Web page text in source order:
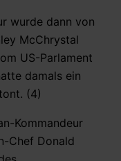
wurde dann von
McChrystal
US-Parlament
damals ein
(4)
Kommandeur
Chef Donald